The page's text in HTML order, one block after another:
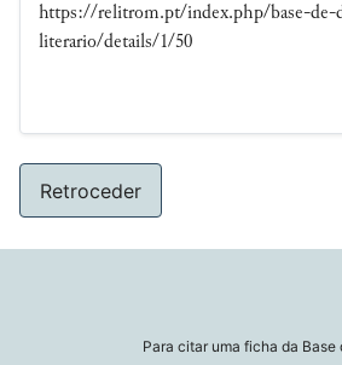
https://relitrom.pt/index.php/base-de-
literario/details/1/50
Retroceder
Para citar uma ficha da Base